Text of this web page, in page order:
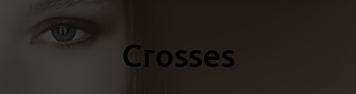
Crosses